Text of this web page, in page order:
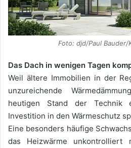
Foto: djd/Paul Bauder/
Das Dach in wenigen Tagen
Weil ältere Immobilien in der
unzureichende
heutigen Stand der Technik
Investition in den Wärmeschutz
Eine besonders häufige
das Heizwärme unkontrolliert